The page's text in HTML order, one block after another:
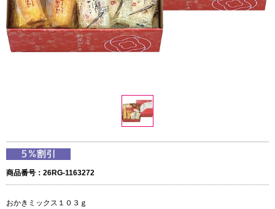
商品番号：26RG-1163272
おかきミックス１０３ｇ